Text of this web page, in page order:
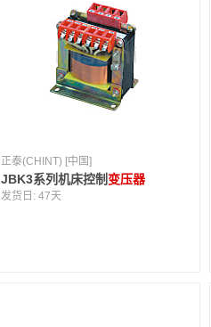
正泰(CHINT) [中国]
JBK3系列机床控制 变压器
发货日:47天